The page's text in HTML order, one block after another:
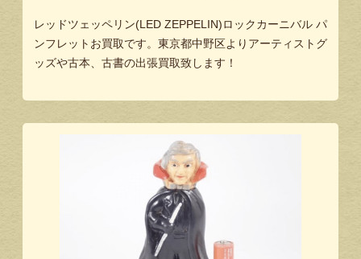
レッドツェッペリン(LED ZEPPELIN)ロックカーニバル パ
ンフレットお買取です。東京都中野区よりアーティストグ
ッズや古本、古書の出張買取致します！